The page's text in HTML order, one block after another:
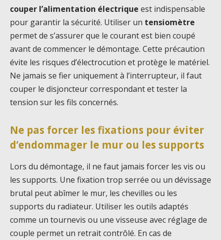
couper l’alimentation électrique est indispensable
pour garantir la sécurité. Utiliser un tensiomètre
permet de s’assurer que le courant est bien coupé
avant de commencer le démontage. Cette précaution
évite les risques d’électrocution et protège le matériel.
Ne jamais se fier uniquement à l’interrupteur, il faut
couper le disjoncteur correspondant et tester la
tension sur les fils concernés.
Ne pas forcer les fixations pour éviter
d’endommager le mur ou les supports
Lors du démontage, il ne faut jamais forcer les vis ou
les supports. Une fixation trop serrée ou un dévissage
brutal peut abîmer le mur, les chevilles ou les
supports du radiateur. Utiliser les outils adaptés
comme un tournevis ou une visseuse avec réglage de
couple permet un retrait contrôlé. En cas de